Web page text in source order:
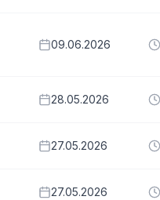
09.06.2026
28.05.2026
27.05.2026
27.05.2026